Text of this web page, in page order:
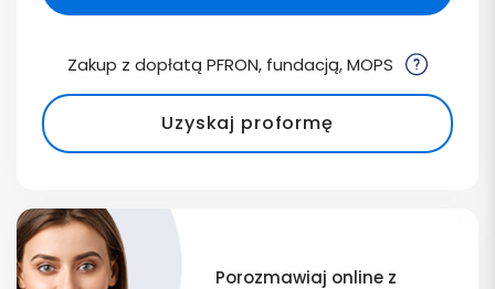
Zakup z dopłatą PFRON, fundacją, MOPS
Uzyskaj proformę
Porozmawiaj online z